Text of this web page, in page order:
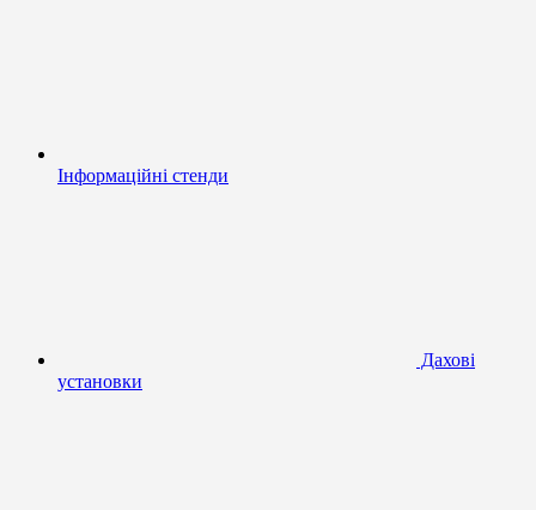
Інформаційні стенди
Дахові
установки